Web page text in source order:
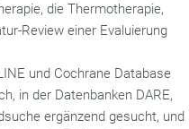
die Thermotherapie,
Review einer Evaluierung
und Cochrane Database
in der Datenbanken DARE,
ergänzend gesucht, und